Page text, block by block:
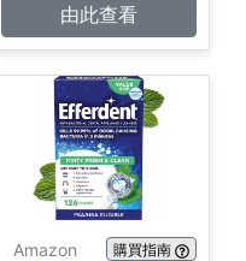
由此查看
Amazon 購買指南